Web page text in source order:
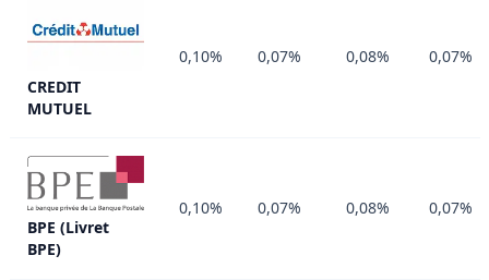
CREDIT
MUTUEL
0,10% 0,07% 0,08% 0,07%
BPE (Livret
BPE)
0,10% 0,07% 0,08% 0,07%